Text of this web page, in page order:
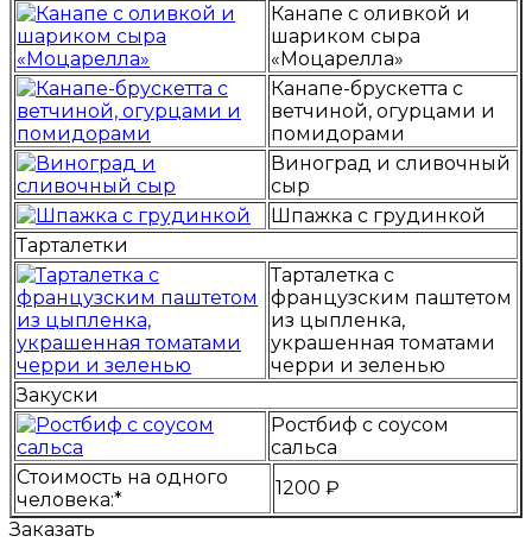
Канапе с оливкой и
шариком сыра
«Моцарелла»
Канапе-брускетта с
ветчиной, огурцами и
помидорами
Виноград и сливочный
сыр
Шпажка с грудинкой
Тарталетки
Тарталетка с
французским паштетом
из цыпленка,
украшенная томатами
черри и зеленью
Закуски
Ростбиф с соусом
сальса
Стоимость на одного
человека:*
1200 ₽
Заказать